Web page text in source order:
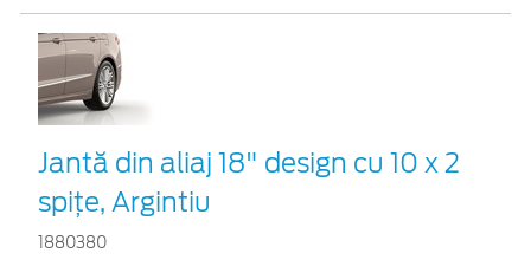
Jantă din aliaj 18" design cu 10 x 2
spițe, Argintiu
1880380